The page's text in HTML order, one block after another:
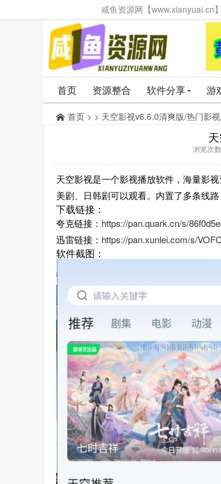
咸鱼资源网【www.xianyuai.cn
首页 资源整合 软件分享 游
首页 > > 天空影视v6.6.0清爽版/热门影
浏览次
天空影视是一个影视播放软件，海量影
美剧、日韩剧可以观看。内置了多条线
下载链接：
夸克链接： https://pan.quark.cn/s/
迅雷链接： https://pan.xunlei.com/s/
软件截图：